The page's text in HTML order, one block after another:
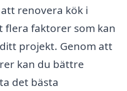
renovera kök i
flera faktorer som kan
projekt. Genom att
kan du bättre
det bästa